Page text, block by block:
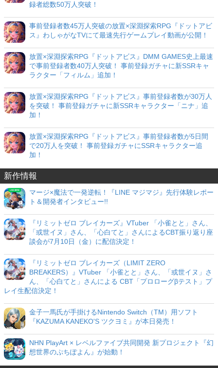
録者総数50万人突破！
事前登録者数45万人突破の放置×深淵探索RPG『ドットアビ
ス』わしゃがなTVにて最速先行ゲームプレイ動画が公開！
放置×深淵探索RPG『ドットアビス』DMM GAMES史上最速
で事前登録者数40万人突破！ 事前登録ガチャに新SSRキャ
ラクター「フィルム」追加！
放置×深淵探索RPG『ドットアビス』事前登録者数が30万人
を突破！ 事前登録ガチャに新SSRキャラクター「ニナ」追
加！
放置×深淵探索RPG『ドットアビス』事前登録者数が5日間
で20万人を突破！ 事前登録ガチャにSSRキャラクター追
加！
新作情報
マージ×魔法で一発逆転！『LINE マジマジ』先行体験レポー
ト＆開発者インタビュー!!
『リミットゼロ ブレイカーズ』VTuber 「小雀とと」さん、
「或世イヌ」さん、「心白てと」さんによるCBT振り返り座
談会が7月10日（金）に配信決定！
『リミットゼロ ブレイカーズ（LIMIT ZERO
BREAKERS）』VTuber 「小雀とと」さん、「或世イヌ」さ
ん、「心白てと」さんによる CBT「プロローグβテスト」プ
レイ生配信決定！
金子一馬氏が手掛けるNintendo Switch（TM）用ソフト
『KAZUMA KANEKO'S ツクヨミ』が本日発売！
NHN PlayArt × レベルファイブ共同開発 新プロジェクト『幻
想世界のぷちぽよん』が始動！